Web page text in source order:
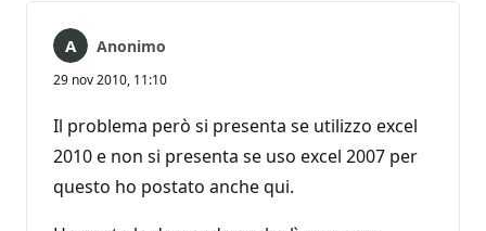
Anonimo
29 nov 2010, 11:10
Il problema però si presenta se utilizzo excel
2010 e non si presenta se uso excel 2007 per
questo ho postato anche qui.